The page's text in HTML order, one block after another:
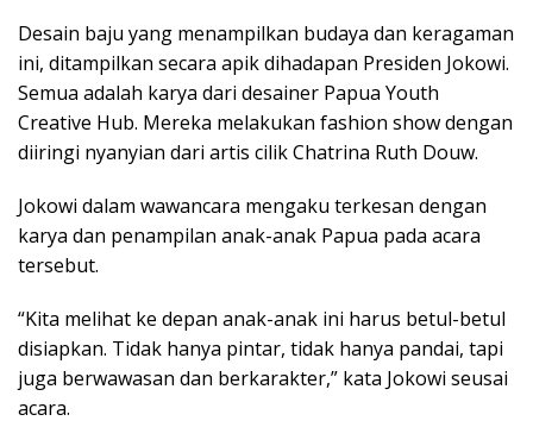
Desain baju yang menampilkan budaya dan keragaman
ini, ditampilkan secara apik dihadapan Presiden Jokowi.
Semua adalah karya dari desainer Papua Youth
Creative Hub. Mereka melakukan fashion show dengan
diiringi nyanyian dari artis cilik Chatrina Ruth Douw.
Jokowi dalam wawancara mengaku terkesan dengan
karya dan penampilan anak-anak Papua pada acara
tersebut.
“Kita melihat ke depan anak-anak ini harus betul-betul
disiapkan. Tidak hanya pintar, tidak hanya pandai, tapi
juga berwawasan dan berkarakter,” kata Jokowi seusai
acara.